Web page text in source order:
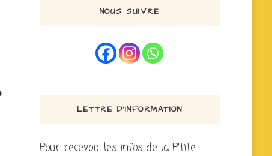
NOUS SUIVRE
LETTRE D’INFORMATION
Pour recevoir les infos de la P'tite